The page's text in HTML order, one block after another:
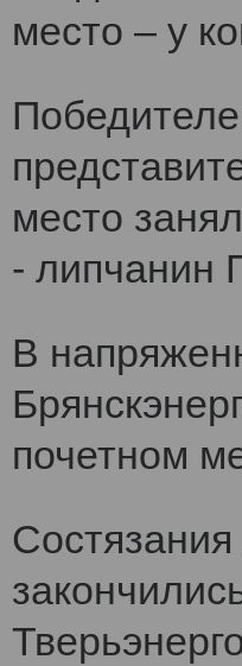
место – у
место
- липчанин
В
почетном